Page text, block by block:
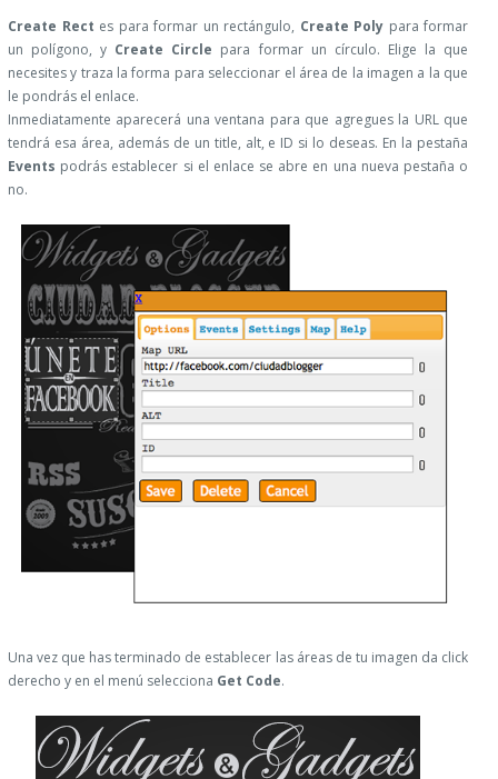
Create Rect es para formar un rectángulo, Create Poly para formar
un polígono, y Create Circle para formar un círculo. Elige la que
necesites y traza la forma para seleccionar el área de la imagen a la que
le pondrás el enlace.
Inmediatamente aparecerá una ventana para que agregues la URL que
tendrá esa área, además de un title, alt, e ID si lo deseas. En la pestaña
Events podrás establecer si el enlace se abre en una nueva pestaña o
no.
Una vez que has terminado de establecer las áreas de tu imagen da click
derecho y en el menú selecciona Get Code.